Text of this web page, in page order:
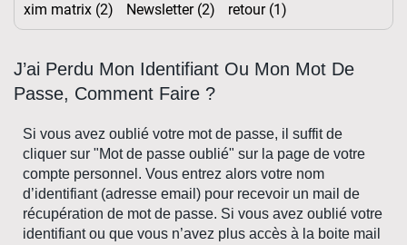
J’ai Perdu Mon Identifiant Ou Mon Mot De
Passe, Comment Faire ?
Si vous avez oublié votre mot de passe, il suffit de
cliquer sur "Mot de passe oublié" sur la page de votre
compte personnel. Vous entrez alors votre nom
d’identifiant (adresse email) pour recevoir un mail de
récupération de mot de passe. Si vous avez oublié votre
identifiant ou que vous n’avez plus accès à la boite mail
xim matrix (2)
Newsletter (2) retour (1)